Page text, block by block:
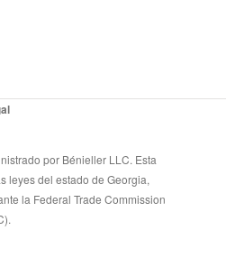
por Bénieller LLC. Esta
leyes del estado de Georgia,
la Federal Trade Commission